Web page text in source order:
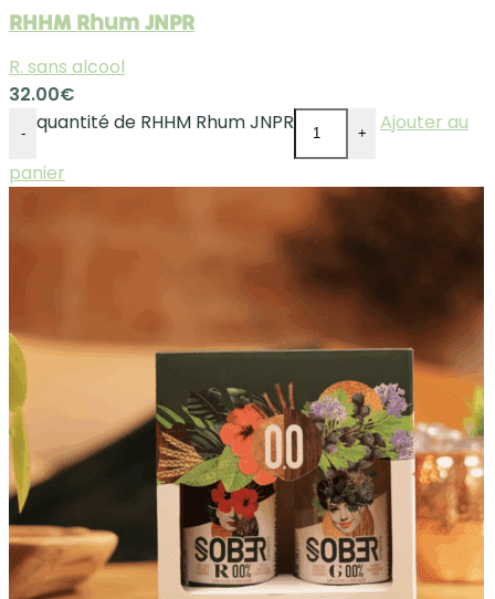
RHHM Rhum JNPR
R. sans alcool
32.00€
- quantité de RHHM Rhum JNPR +
Ajouter au
panier